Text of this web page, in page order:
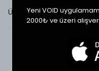
Ürün Detayı
Yeni VOID
2000₺ ve üzeri